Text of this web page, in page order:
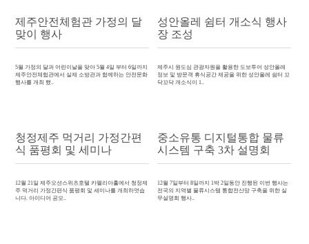
제주안전체험관 가정의 달
맞이 행사
5월 가정의 달과 어린이날을 맞아 5월 4일 부터 6일까지
제주안전체험관에서 실제 소방관과 함께하는 안전문화
행사를 개최 했..
성안올레 쉼터 개소식 행사
장 조성
제주시 원도심 관광자원을 활용한 도보투어 성안올레
정보 및 방문객 휴식공간 제공을 위한 성안올레 쉼터 꼬
닥꼬닥 개소식이 1..
청정제주 먹거리 가정간편
식 품평회 및 세미나
12월 21일 제주오션스위츠호텔 카멜리아홀에서 청정제
주 먹거리 가정간편식 품평회 및 세미나를 개최하엿습
니다. 아이디어 공모..
중소유통 디지털통합 물류
시스템 구축 3차 설명회
12월 7일부터 8일까지 1박 2일동안 진행된 이번 행사는
전국의 지역별 물류시스템 통합전산망 구축을 위한 실
무설명회 행사..